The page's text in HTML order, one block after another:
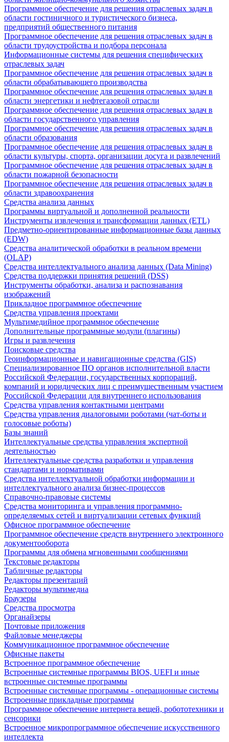
Программное обеспечение для решения отраслевых задач в
области гостиничного и туристического бизнеса,
предприятий общественного питания
Программное обеспечение для решения отраслевых задач в
области трудоустройства и подбора персонала
Информационные системы для решения специфических
отраслевых задач
Программное обеспечение для решения отраслевых задач в
области обрабатывающего производства
Программное обеспечение для решения отраслевых задач в
области энергетики и нефтегазовой отрасли
Программное обеспечение для решения отраслевых задач в
области государственного управления
Программное обеспечение для решения отраслевых задач в
области образования
Программное обеспечение для решения отраслевых задач в
области культуры, спорта, организации досуга и развлечений
Программное обеспечение для решения отраслевых задач в
области пожарной безопасности
Программное обеспечение для решения отраслевых задач в
области здравоохранения
Средства анализа данных
Программы виртуальной и дополненной реальности
Инструменты извлечения и трансформации данных (ETL)
Предметно-ориентированные информационные базы данных
(EDW)
Средства аналитической обработки в реальном времени
(OLAP)
Средства интеллектуального анализа данных (Data Mining)
Средства поддержки принятия решений (DSS)
Инструменты обработки, анализа и распознавания
изображений
Прикладное программное обеспечение
Средства управления проектами
Мультимедийное программное обеспечение
Дополнительные программные модули (плагины)
Игры и развлечения
Поисковые средства
Геоинформационные и навигационные средства (GIS)
Специализированное ПО органов исполнительной власти
Российской Федерации, государственных корпораций,
компаний и юридических лиц с преимущественным участием
Российской Федерации для внутреннего использования
Средства управления контактными центрами
Средства управления диалоговыми роботами (чат-боты и
голосовые роботы)
Базы знаний
Интеллектуальные средства управления экспертной
деятельностью
Интеллектуальные средства разработки и управления
стандартами и нормативами
Средства интеллектуальной обработки информации и
интеллектуального анализа бизнес-процессов
Справочно-правовые системы
Средства мониторинга и управления программно-
определяемых сетей и виртуализации сетевых функций
Офисное программное обеспечение
Программное обеспечение средств внутреннего электронного
документооборота
Программы для обмена мгновенными сообщениями
Текстовые редакторы
Табличные редакторы
Редакторы презентаций
Редакторы мультимедиа
Браузеры
Средства просмотра
Органайзеры
Почтовые приложения
Файловые менеджеры
Коммуникационное программное обеспечение
Офисные пакеты
Встроенное программное обеспечение
Встроенные системные программы BIOS, UEFI и иные
встроенные системные программы
Встроенные системные программы - операционные системы
Встроенные прикладные программы
Программное обеспечение интернета вещей, робототехники и
сенсорики
Встроенное микропрограммное обеспечение искусственного
интеллекта